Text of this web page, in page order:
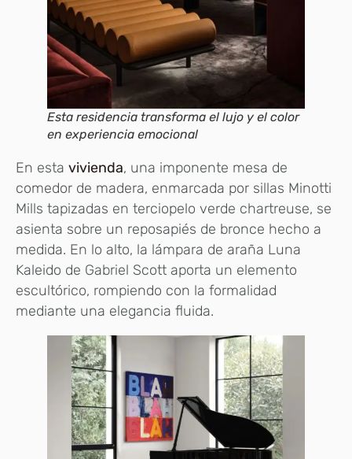
Esta residencia transforma el lujo y el color
en experiencia emocional
En esta vivienda, una imponente mesa de
comedor de madera, enmarcada por sillas Minotti
Mills tapizadas en terciopelo verde chartreuse, se
asienta sobre un reposapiés de bronce hecho a
medida. En lo alto, la lámpara de araña Luna
Kaleido de Gabriel Scott aporta un elemento
escultórico, rompiendo con la formalidad
mediante una elegancia fluida.